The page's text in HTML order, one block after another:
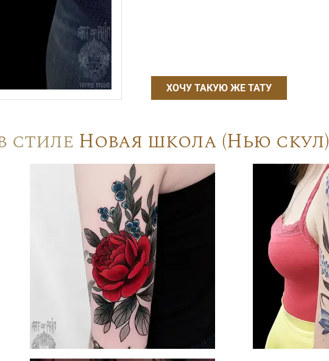
ХОЧУ ТАКУЮ ЖЕ ТАТУ
стиле Новая школа (Нью скул)